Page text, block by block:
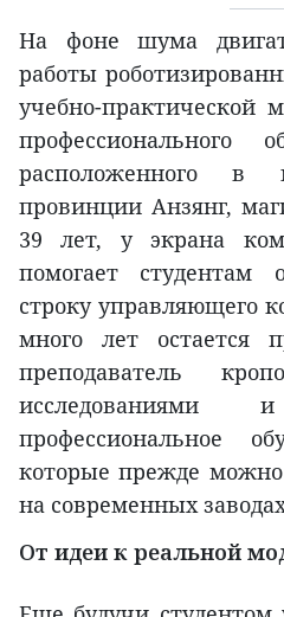
На фоне шума
работы
учебно-практической
профессионального
расположенного в
провинции Анзянг,
39 лет, у экрана
помогает студентам
строку управляющего
много лет остается
преподаватель
профессиональное
которые прежде
на современных
От идеи к реальной